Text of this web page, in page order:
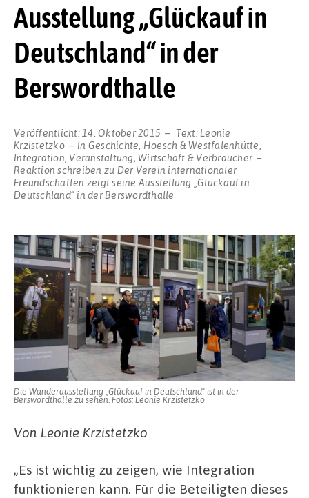
Ausstellung „Glückauf in
Deutschland“ in der
Berswordthalle
Veröffentlicht: 14. Oktober 2015 Text:Leonie
Krzistetzko
In Geschichte, Hoesch & Westfalenhütte,
Integration, Veranstaltung, Wirtschaft & Verbraucher
Reaktion schreiben zu Der Verein internationaler
Freundschaften zeigt seine Ausstellung „Glückauf in
Deutschland“ in der Berswordthalle
Die Wanderausstellung „Glückauf in Deutschland“ ist in der
Berswordthalle zu sehen. Fotos: Leonie Krzistetzko
Von Leonie Krzistetzko
„Es ist wichtig zu zeigen, wie Integration
funktionieren kann. Für die Beteiligten dieses